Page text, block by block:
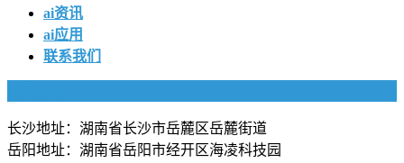
ai资讯
ai应用
联系我们
长沙地址：湖南省长沙市岳麓区岳麓街道
岳阳地址：湖南省岳阳市经开区海凌科技园